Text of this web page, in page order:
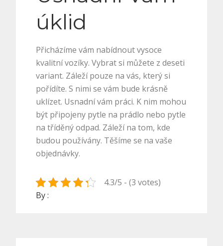
úklid
Přicházíme vám nabídnout vysoce
kvalitní vozíky. Vybrat si můžete z deseti
variant. Záleží pouze na vás, který si
pořídíte. S nimi se vám bude krásně
uklízet. Usnadní vám práci. K nim mohou
být připojeny pytle na prádlo nebo pytle
na tříděný odpad. Záleží na tom, kde
budou používány. Těšíme se na vaše
objednávky.
4.3/5 - (3 votes)
By :